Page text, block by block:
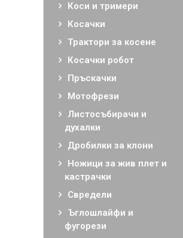
Водни помпи
Защитно облекло
Детски играчки
Рекламни
Облекло и артикули
Консумативи STIHL
Нови продукти
Коси и тримери
Косачки
Трактори за косене
Косачки робот
Пръскачки
Мотофрези
Листосъбирачи и
духалки
Дробилки за клони
Ножици за жив плет и
кастрачки
Свредели
Ъглошлайфи и
фугорези